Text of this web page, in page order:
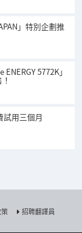
」特別企劃推
5772K」
試用三個月
招聘翻譯員